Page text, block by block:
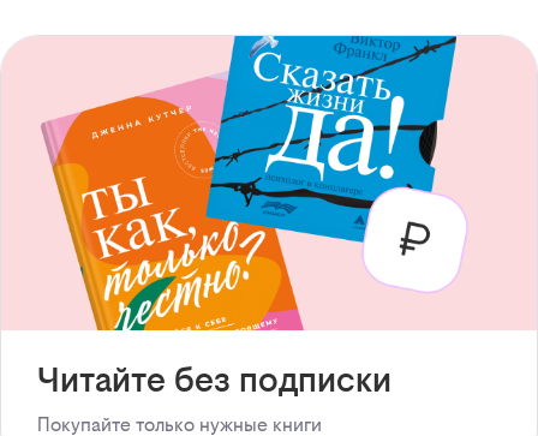
Читайте без подписки
Покупайте только нужные книги